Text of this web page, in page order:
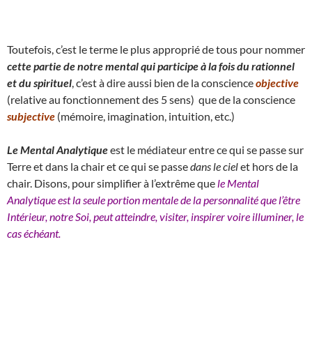
Toutefois, c’est le terme le plus approprié de tous pour nommer
cette partie de notre mental qui participe à la fois du rationnel
et du spirituel , c’est à dire aussi bien de la conscienceobjective
(relative au fonctionnement des 5 sens) que de la conscience
subjective (mémoire, imagination, intuition, etc.)
Le Mental Analytiqueest le médiateur entre ce qui se passe sur
Terre et dans la chair et ce qui se passedans le cielet hors de la
chair. Disons, pour simplifier à l’extrême que le Mental
Analytique est la seule portion mentale de la personnalité que l’être
Intérieur, notre Soi, peut atteindre, visiter, inspirer voire illuminer, le
cas échéant.